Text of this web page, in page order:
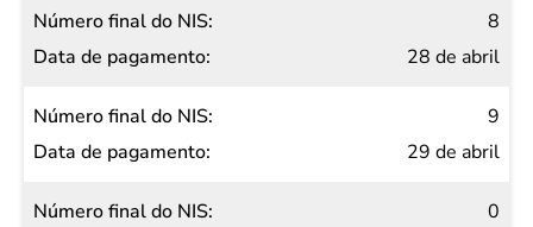
8
28 de abril
9
29 de abril
0